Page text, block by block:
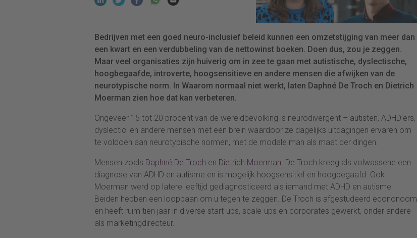
Bedrijven met een goed neuro-inclusief beleid kunnen een omzetstijging van meer dan
een kwart en een verdubbeling van de nettowinst boeken. Doen dus, zou je zeggen.
Maar veel organisaties zijn huiverig om in zee te gaan met autistische, dyslectische,
hoogbegaafde, introverte, hoogsensitieve en andere mensen die afwijken van de
neurotypische norm. In Waarom normaal niet werkt, laten Daphné De Troch en Dietrich
Moerman zien hoe dat kan verbeteren.
Ongeveer 15 tot 20 procent van de wereldbevolking is neurodivergent – autisten, ADHD’ers,
dyslectici en andere mensen met een brein waardoor ze dagelijks uitdagingen ervaren om
te voldoen aan neurotypische normen, met de modale man als maat der dingen.
Mensen zoals Daphné De Troch en Dietrich Moerman. De Troch kreeg als volwassene een
diagnose van ADHD en autisme en is mogelijk hoogsensitief en hoogbegaafd. Ook
Moerman werd op latere leeftijd gediagnosticeerd als iemand met ADHD en autisme.
Beiden hebben een loopbaan om u tegen te zeggen. De Troch is afgestudeerd econonoom
en heeft ruim tien jaar in diverse start-ups, scale-ups en corporates gewerkt, onder andere
als marketingdirecteur.